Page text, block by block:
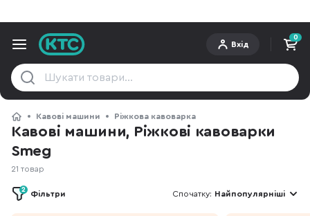
Вхід
0
Кавові машини Ріжкова кавоварка
Кавові машини, Ріжкові кавоварки
Smeg
21 товар
Фільтри
2 Спочатку: Найпопулярніші